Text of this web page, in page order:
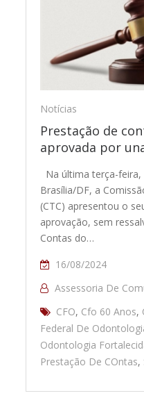
Notícias
Prestação de
aprovada por
Na última terça-
Brasília/DF, a
(CTC) apresentou o
aprovação, sem
Contas do…
16/08/2024
Assessoria De
CFO, Cfo 60 Anos,
Federal De
Odontologia
Prestação De COntas,